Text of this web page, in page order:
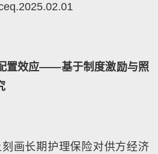
置效应——基于制度激励与照
画长期护理保险对供方经济